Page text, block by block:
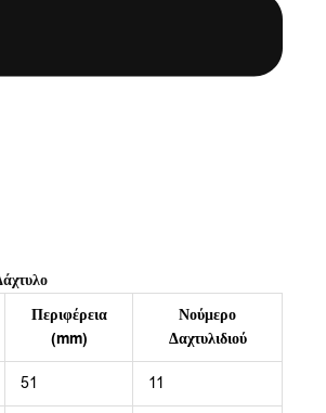
Περιφέρεια
(mm)
Νούμερο
Δαχτυλιδιού
51 11